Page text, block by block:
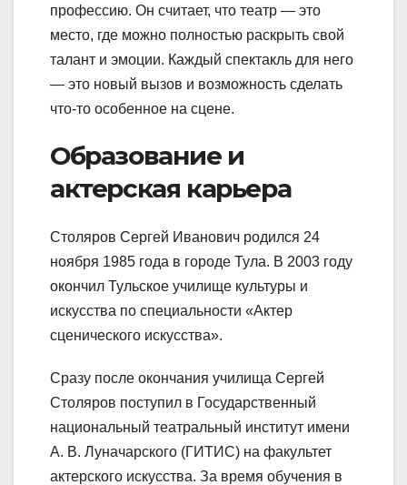
профессию. Он считает, что театр — это
место, где можно полностью раскрыть свой
талант и эмоции. Каждый спектакль для него
— это новый вызов и возможность сделать
что-то особенное на сцене.
Образование и
актерская карьера
Столяров Сергей Иванович родился 24
ноября 1985 года в городе Тула. В 2003 году
окончил Тульское училище культуры и
искусства по специальности «Актер
сценического искусства».
Сразу после окончания училища Сергей
Столяров поступил в Государственный
национальный театральный институт имени
А. В. Луначарского (ГИТИС) на факультет
актерского искусства. За время обучения в